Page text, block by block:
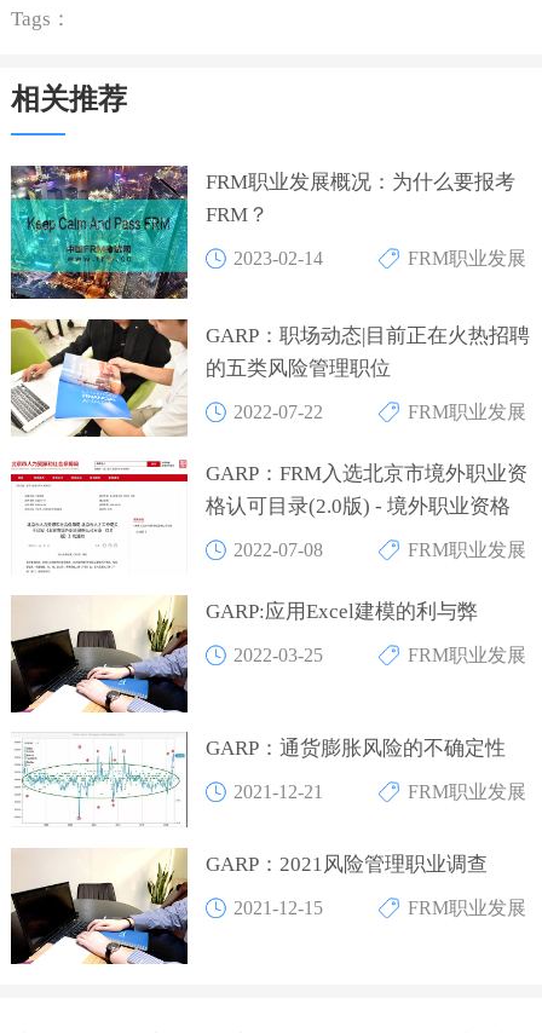
Tags：
相关推荐
FRM职业发展概况：为什么要报考
FRM？
2023-02-14 FRM职业发展
GARP：职场动态|目前正在火热招聘
的五类风险管理职位
2022-07-22 FRM职业发展
GARP：FRM入选北京市境外职业资
格认可目录(2.0版) - 境外职业资格
2022-07-08 FRM职业发展
GARP:应用Excel建模的利与弊
2022-03-25 FRM职业发展
GARP：通货膨胀风险的不确定性
2021-12-21 FRM职业发展
GARP：2021风险管理职业调查
2021-12-15 FRM职业发展